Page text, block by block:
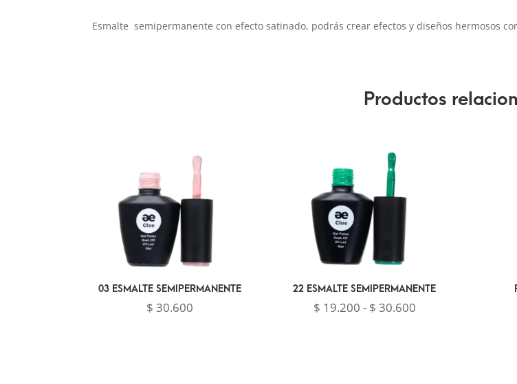
Esmalte semipermanente con efecto satinado, podrás crear efectos y diseños hermosos
Productos
03 ESMALTE SEMIPERMANENTE
$ 30.600
22 ESMALTE SEMIPERMANENTE
$ 19.200 - $ 30.600Rango